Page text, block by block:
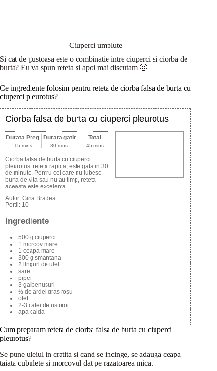
Ciuperci umplute
Si cat de gustoasa este o combinatie intre ciuperci si ciorba de
burta? Eu va spun reteta si apoi mai discutam 🙂
Ce ingrediente folosim pentru reteta de ciorba falsa de burta cu
ciuperci pleurotus?
Ciorba falsa de burta cu ciuperci pleurotus
Durata Preg.
15 mins
Durata gatit
30 mins
Total
45 mins
Ciorba falsa de burta cu ciuperci
pleurotus, reteta rapida, este gata in 30
de minute. Pentru cei care nu iubesc
burta de vita sau nu au timp, reteta
aceasta este excelenta.
Autor: Gina Bradea
Portii: 10
Ingrediente
500 g ciuperci
1 morcov mare
1 ceapa mare
300 g smantana
2 linguri de ulei
sare
piper
3 galbenusuri
½ de ardei gras rosu
otet
2-3 catei de usturoi
apa calda
Cum preparam reteta de ciorba falsa de burta cu ciuperci
pleurotus?
Se pune uleiul in cratita si cand se incinge, se adauga ceapa
taiata cubulete si morcovul dat pe razatoarea mica.